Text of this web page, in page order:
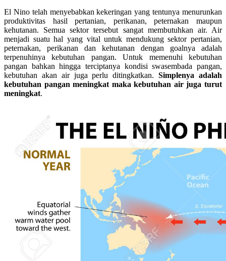
El Nino telah menyebabkan kekeringan yang tentunya menurunkan
produktivitas hasil pertanian, perikanan, peternakan maupun
kehutanan. Semua sektor tersebut sangat membutuhkan air. Air
menjadi suatu hal yang vital untuk mendukung sektor pertanian,
peternakan, perikanan dan kehutanan dengan goalnya adalah
terpenuhinya kebutuhan pangan. Untuk memenuhi kebutuhan
pangan bahkan hingga terciptanya kondisi swasembada pangan,
kebutuhan akan air juga perlu ditingkatkan.Simplenya adalah
kebutuhan pangan meningkat maka kebutuhan air juga turut
meningkat.